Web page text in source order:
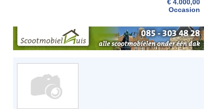
€ 4.000,00
Occasion